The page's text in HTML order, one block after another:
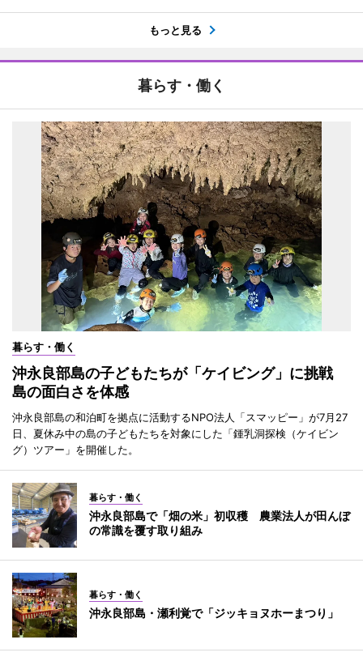
もっと見る
暮らす・働く
暮らす・働く
沖永良部島の子どもたちが「ケイビング」に挑戦
島の面白さを体感
沖永良部島の和泊町を拠点に活動するNPO法人「スマッピー」が7月27
日、夏休み中の島の子どもたちを対象にした「鍾乳洞探検（ケイビン
グ）ツアー」を開催した。
暮らす・働く
沖永良部島で「畑の米」初収穫 農業法人が田んぼ
の常識を覆す取り組み
暮らす・働く
沖永良部島・瀬利覚で「ジッキョヌホーまつり」